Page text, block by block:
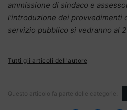
ammissione di sindaco e
l’introduzione dei provvedimenti
servizio pubblico si vedranno al
Tutti gli articoli dell'autore
Questo articolo fa parte delle categorie: